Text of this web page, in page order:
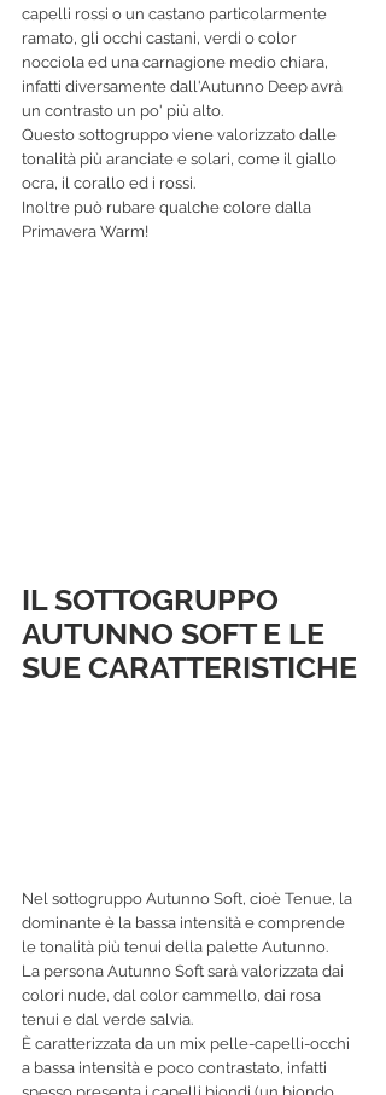
capelli rossi o un castano particolarmente
ramato, gli occhi castani, verdi o color
nocciola ed una carnagione medio chiara,
infatti diversamente dall'Autunno Deep avrà
un contrasto un po' più alto.
Questo sottogruppo viene valorizzato dalle
tonalità più aranciate e solari, come il giallo
ocra, il corallo ed i rossi.
Inoltre può rubare qualche colore dalla
Primavera Warm!
IL SOTTOGRUPPO
AUTUNNO SOFT E LE
SUE CARATTERISTICHE
Nel sottogruppo Autunno Soft, cioè Tenue, la
dominante è la bassa intensità e comprende
le tonalità più tenui della palette Autunno.
La persona Autunno Soft sarà valorizzata dai
colori nude, dal color cammello, dai rosa
tenui e dal verde salvia.
È caratterizzata da un mix pelle-capelli-occhi
a bassa intensità e poco contrastato, infatti